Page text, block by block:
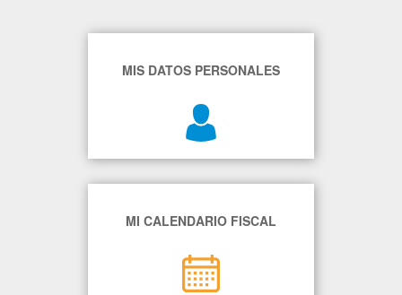
MIS DATOS PERSONALES
MI CALENDARIO FISCAL